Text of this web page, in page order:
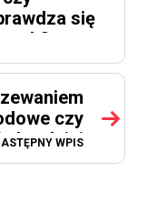
się
czy
bardziej
opłaca?
WPIS